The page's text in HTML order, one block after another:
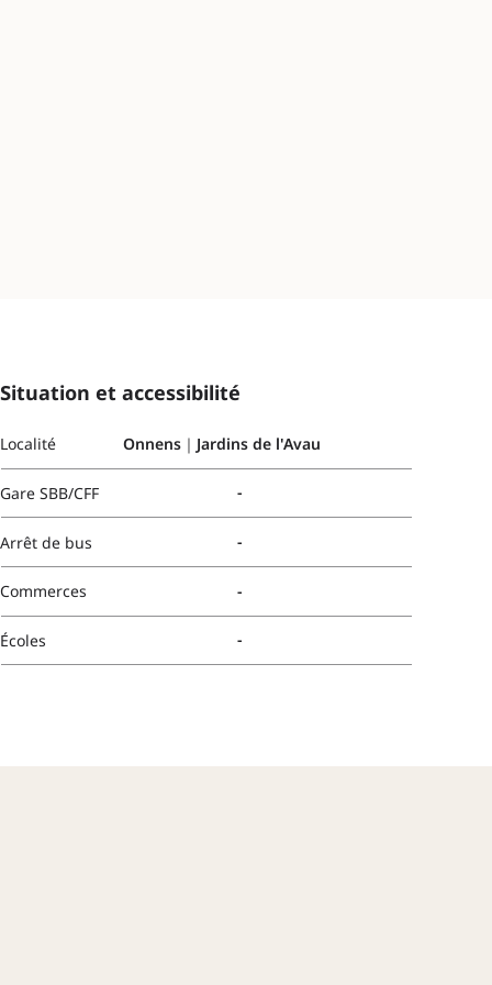
Situation et accessibilité
Localité Onnens｜Jardins de l'Avau
Gare SBB/CFF -
Arrêt de bus -
Commerces -
Écoles -